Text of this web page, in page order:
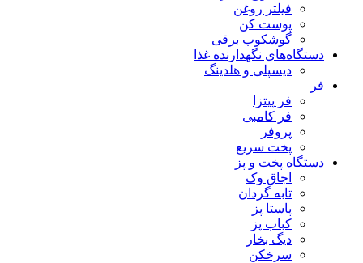
فیلتر روغن
پوست کن
گوشکوب برقی
دستگاه‌های نگهدارنده غذا
دیسپلی و هلدینگ
فر
فر پیتزا
فر کامبی
پروفر
پخت سریع
دستگاه‌ پخت و پز
اجاق وک
تابه گردان
پاستا پز
کباب پز
دیگ بخار
سرخکن